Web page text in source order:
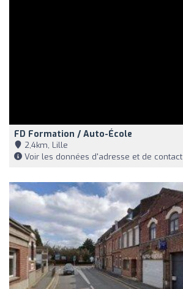
FD Formation / Auto-École
2,4km, Lille
Voir les données d'adresse et de contact